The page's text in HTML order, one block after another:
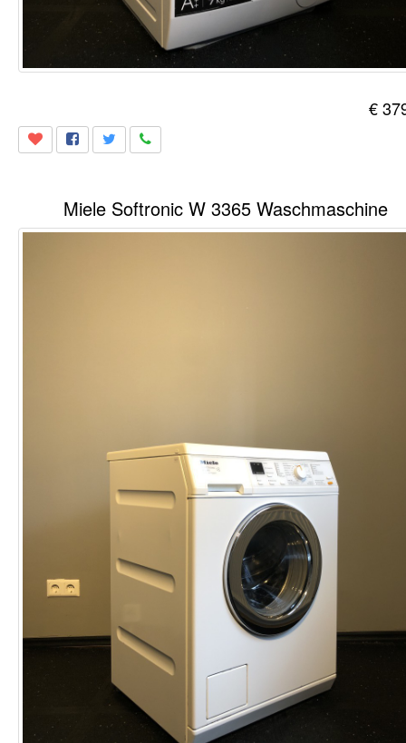
€
Miele Softronic W 3365 Waschmaschine